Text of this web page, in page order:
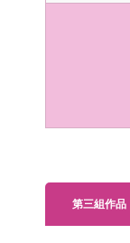
第三組作品